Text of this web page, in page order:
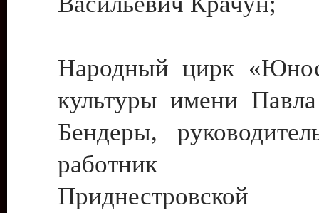
Народный цирк
культуры имени
Бендеры,
работник
Приднестровской